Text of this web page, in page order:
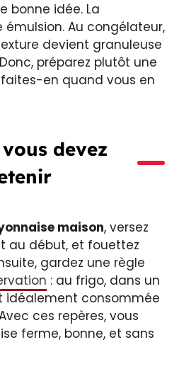
bonne idée. La
Au congélateur,
devient granuleuse
préparez plutôt une
en quand vous en
devez
maison, versez
au début, et fouettez
gardez une règle
: au frigo, dans un
idéalement consommée
ces repères, vous
ferme, bonne, et sans